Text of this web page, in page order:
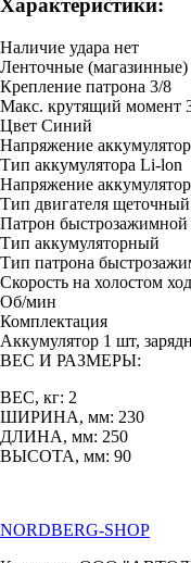
Характеристики:
Наличие удара нет
Ленточные (магазинные)
Крепление патрона 3/8
Макс. крутящий момент
Цвет Синий
Напряжение
Тип аккумулятора Li-lon
Напряжение
Тип двигателя щеточный
Патрон
Тип аккумуляторный
Тип патрона
Скорость на холостом
Об/мин
Комплектация
Аккумулятор 1 шт,
ВЕС И РАЗМЕРЫ:
ВЕС, кг: 2
ШИРИНА, мм: 230
ДЛИНА, мм: 250
ВЫСОТА, мм: 90
NORDBERG-SHOP